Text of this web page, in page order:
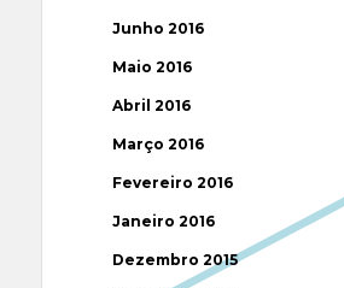
Junho 2016
Maio 2016
Abril 2016
Março 2016
Fevereiro 2016
Janeiro 2016
Dezembro 2015